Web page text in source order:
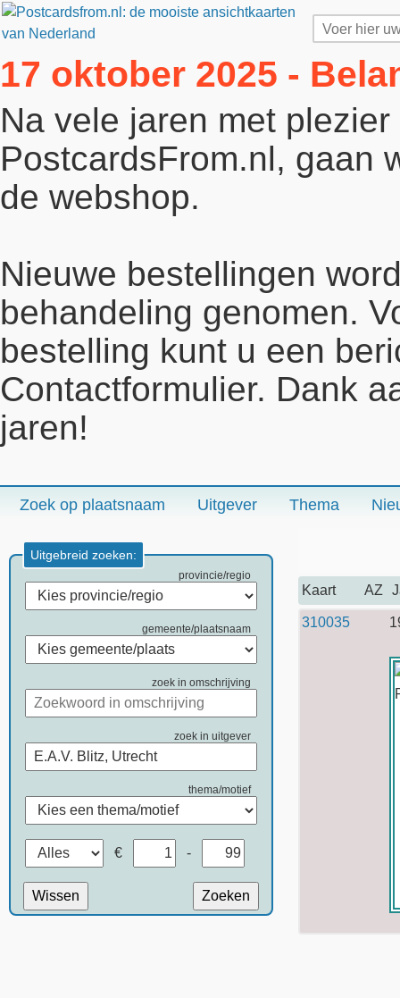
17 oktober 2025 -
Na vele jaren met
PostcardsFrom.nl, gaan
de webshop.
Nieuwe bestellingen
behandeling genomen.
bestelling kunt u een
Contactformulier. Dank
jaren!
Zoek op plaatsnaam Uitgever Thema
Uitgebreid zoeken:
provincie/regio
gemeente/plaatsnaam
zoek in omschrijving
zoek in uitgever
thema/motief
€ -
Wissen Zoeken
Kaart AZ
310035